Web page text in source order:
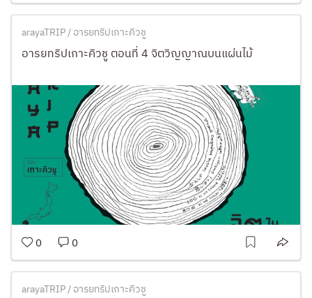
arayaTRIP / อารยทริปเกาะคิวชู
อารยทริปเกาะคิวชู ตอนที่ 4 จิตวิญญาณบนแผ่นไม้
0 0
arayaTRIP / อารยทริปเกาะคิวชู